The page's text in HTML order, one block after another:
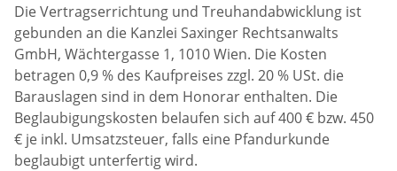
Die Vertragserrichtung und Treuhandabwicklung ist
gebunden an die Kanzlei Saxinger Rechtsanwalts
GmbH, Wächtergasse 1, 1010 Wien. Die Kosten
betragen 0,9 % des Kaufpreises zzgl. 20 % USt. die
Barauslagen sind in dem Honorar enthalten. Die
Beglaubigungskosten belaufen sich auf 400 € bzw. 450
€ je inkl. Umsatzsteuer, falls eine Pfandurkunde
beglaubigt unterfertig wird.